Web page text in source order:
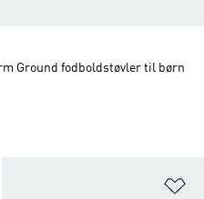
Ground fodboldstøvler til børn